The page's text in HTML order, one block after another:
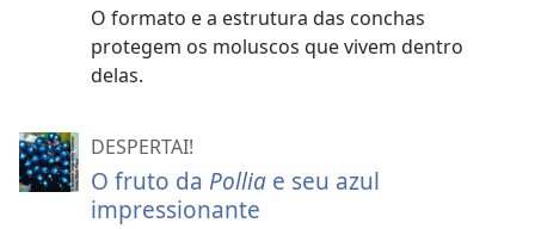
O formato e a estrutura das conchas
protegem os moluscos que vivem dentro
delas.
DESPERTAI!
O fruto da Pollia e seu azul
impressionante